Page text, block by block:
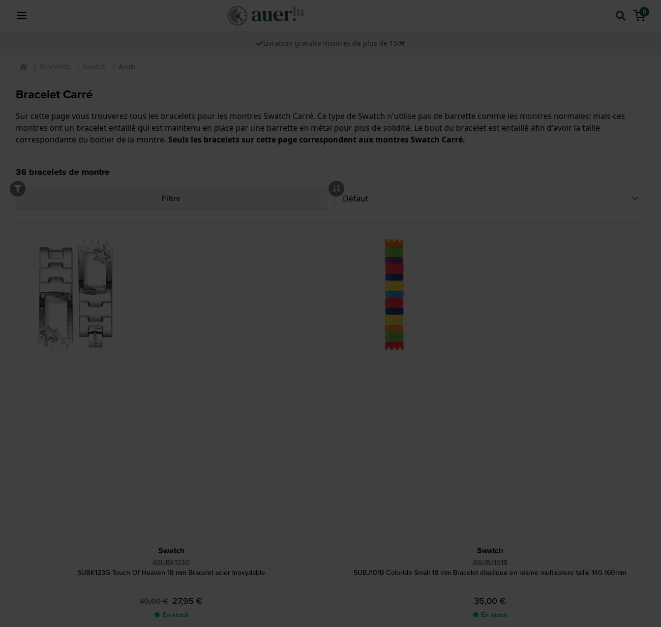
0
Livraison gratuite montres de plus de 150€
Bracelets Swatch Asub
Bracelet Carré
Sur cette page vous trouverez tous les bracelets pour les montres Swatch Carré. Ce type de Swatch n'utilise pas de barrette comme les montres normales; mais ces
montres ont un bracelet entaillé qui est maintenu en place par une barrette en métal pour plus de solidité. Le bout du bracelet est entaillé afin d'avoir la taille
correspondante du boitier de la montre. Seuls les bracelets sur cette page correspondent aux montres Swatch Carré.
36 bracelets de montre
Filtre
Swatch
ASUBK123G
SUBK123G Touch Of Heaven 18 mm Bracelet acier Inoxydable
40,00 € 27,95 €
● En stock
Swatch
ASUBJ101B
SUBJ101B Colorido Small 18 mm Bracelet élastique en résine multicolore taille 140-160mm
35,00 €
● En stock